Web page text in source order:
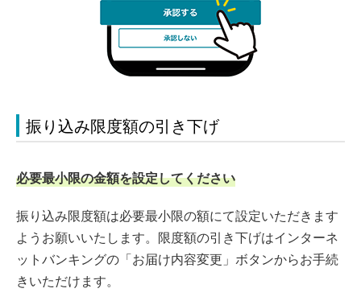
振り込み限度額の引き下げ
必要最小限の金額を設定してください
振り込み限度額は必要最小限の額にて設定いただきます
ようお願いいたします。限度額の引き下げはインターネ
ットバンキングの「お届け内容変更」ボタンからお手続
きいただけます。